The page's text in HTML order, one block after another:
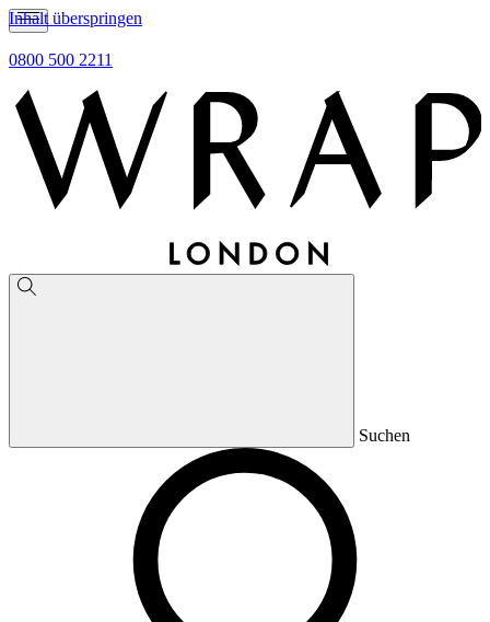
Inhalt überspringen
0800 500 2211
Suchen